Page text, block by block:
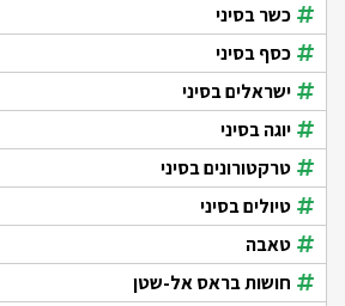
כשר בסיני
כסף בסיני
ישראלים בסיני
יוגה בסיני
טרקטורונים בסיני
טיולים בסיני
טאבה
חושות בראס אל-שטן